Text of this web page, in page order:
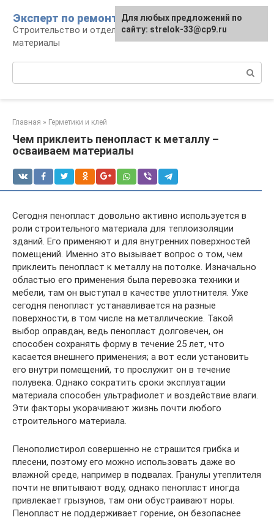
контенту
Эксперт по ремонту
Строительство и отделка: работы и
материалы
Главная » Герметики и клей
Чем приклеить пенопласт к металлу –
осваиваем материалы
Сегодня пенопласт довольно активно используется в
роли строительного материала для теплоизоляции
зданий. Его применяют и для внутренних поверхностей
помещений. Именно это вызывает вопрос о том, чем
приклеить пенопласт к металлу на потолке. Изначально
областью его применения была перевозка техники и
мебели, там он выступал в качестве уплотнителя. Уже
сегодня пенопласт устанавливается на разные
поверхности, в том числе на металлические. Такой
выбор оправдан, ведь пенопласт долговечен, он
способен сохранять форму в течение 25 лет, что
касается внешнего применения; а вот если установить
его внутри помещений, то прослужит он в течение
полувека. Однако сократить сроки эксплуатации
материала способен ультрафиолет и воздействие влаги.
Эти факторы укорачивают жизнь почти любого
строительного материала.
Пенополистирол совершенно не страшится грибка и
плесени, поэтому его можно использовать даже во
влажной среде, например в подвалах. Гранулы утеплителя
почти не впитывают воду, однако пенопласт иногда
привлекает грызунов, там они обустраивают норы.
Пенопласт не поддерживает горение, он безопаснее
Для любых предложений по
сайту: strelok-33@cp9.ru
Для любых предложений по
сайту: strelok-33@cp9.ru